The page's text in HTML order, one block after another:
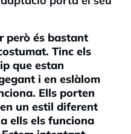
però és bastant
Tinc els
que estan
i en eslàlom
Ells porten
un estil diferent
ells els funciona